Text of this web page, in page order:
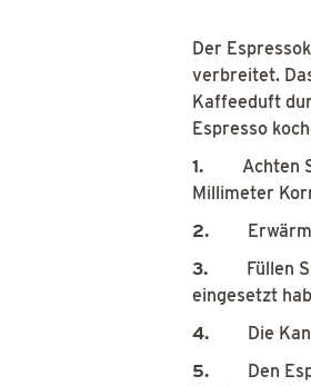
Der
verbreitet.
Kaffeeduft
Espresso
1. Achten
Millimeter
2.
3.
Füllen
eingesetzt
4.
Die
5.
Den